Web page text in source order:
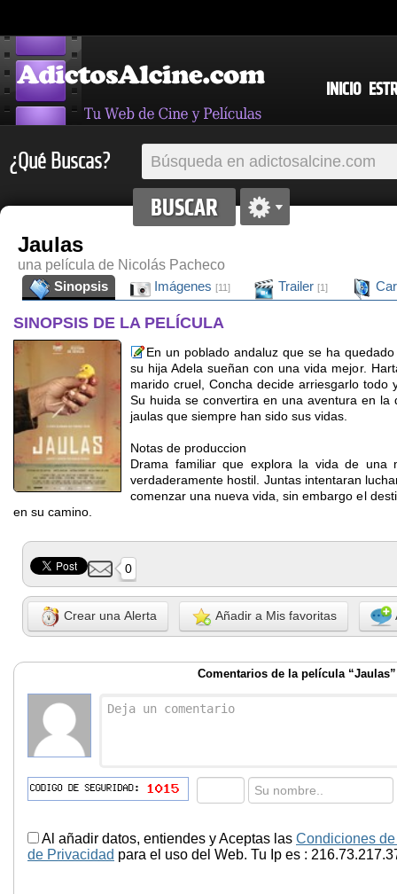
INICIO
¿Qué Buscas?
Jaulas
una película de Nicolás Pacheco
Sinopsis
Imágenes [11] Trailer [1]
SINOPSIS DE LA PELÍCULA
En un poblado andaluz que se ha
su hija Adela sueñan con una vida mejor.
marido cruel, Concha decide arriesgarlo todo
Su huida se convertira en una aventura en la
jaulas que siempre han sido sus vidas.
Notas de produccion
Drama familiar que explora la vida de
verdaderamente hostil. Juntas intentaran
comenzar una nueva vida, sin embargo el
en su camino.
0
Crear una Alerta Añadir a Mis favoritas
Comentarios de la película “Jaulas”
Al añadir datos, entiendes y Aceptas las Condiciones
de Privacidad para el uso del Web. Tu Ip es :